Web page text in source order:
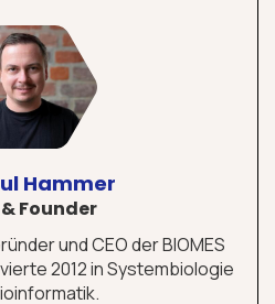
Hammer
& Founder
und CEO der BIOMES
2012 in Systembiologie